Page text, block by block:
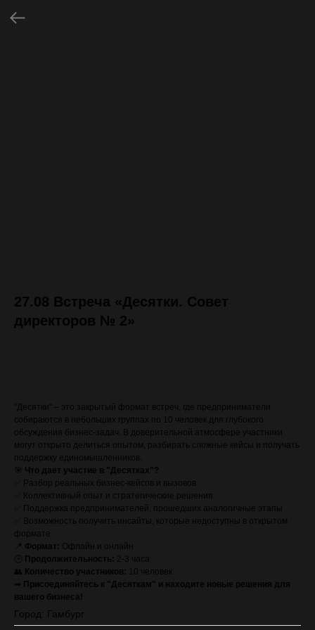
27.08 Встреча «Десятки. Совет
директоров № 2»
"Десятки" – это закрытый формат встреч, где предприниматели
собираются в небольших группах по 10 человек для глубокого
обсуждения бизнес-задач. В доверительной атмосфере участники
могут открыто делиться опытом, разбирать сложные кейсы и получать
поддержку единомышленников.
🎯 Что дает участие в "Десятках"?
✅ Разбор реальных бизнес-кейсов и вызовов
✅ Коллективный опыт и стратегические решения
✅ Поддержка предпринимателей, прошедших аналогичные этапы
✅ Возможность получить инсайты, которые недоступны в открытом
формате
📍 Формат:
Офлайн и онлайн
Продолжительность:
2-3 часа
👥 Количество участников:
10 человек
➡ Присоединяйтесь к "Десяткам" и находите новые решения для
вашего бизнеса!
Город: Гамбург